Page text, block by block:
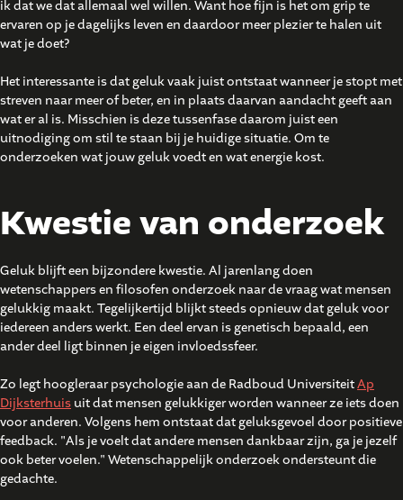
ik dat we dat allemaal wel willen. Want hoe fijn is het om grip te
ervaren op je dagelijks leven en daardoor meer plezier te halen uit
wat je doet?
Het interessante is dat geluk vaak juist ontstaat wanneer je stopt met
streven naar meer of beter, en in plaats daarvan aandacht geeft aan
wat er al is. Misschien is deze tussenfase daarom juist een
uitnodiging om stil te staan bij je huidige situatie. Om te
onderzoeken wat jouw geluk voedt en wat energie kost.
Kwestie van onderzoek
Geluk blijft een bijzondere kwestie. Al jarenlang doen
wetenschappers en filosofen onderzoek naar de vraag wat mensen
gelukkig maakt. Tegelijkertijd blijkt steeds opnieuw dat geluk voor
iedereen anders werkt. Een deel ervan is genetisch bepaald, een
ander deel ligt binnen je eigen invloedssfeer.
Zo legt hoogleraar psychologie aan de Radboud UniversiteitAp
Dijksterhuis uit dat mensen gelukkiger worden wanneer ze iets doen
voor anderen. Volgens hem ontstaat dat geluksgevoel door positieve
feedback. "Als je voelt dat andere mensen dankbaar zijn, ga je jezelf
ook beter voelen." Wetenschappelijk onderzoek ondersteunt die
gedachte.